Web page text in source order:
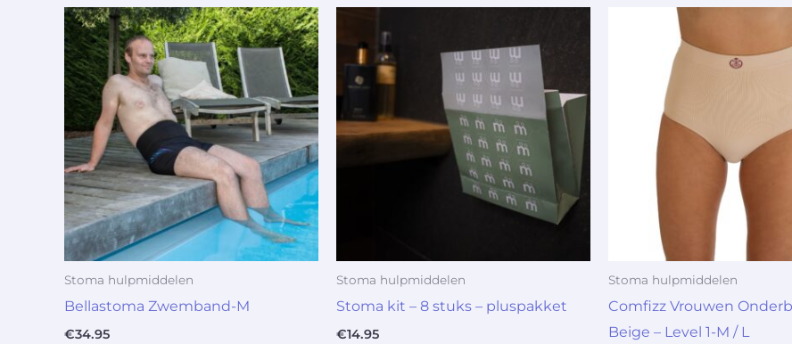
Stoma hulpmiddelen
Bellastoma Zwemband-M
€34.95
Stoma hulpmiddelen
Stoma kit – 8 stuks – pluspakket
€14.95
Stoma hulpmiddelen
Comfizz Vrouwen
Beige – Level 1-M / L